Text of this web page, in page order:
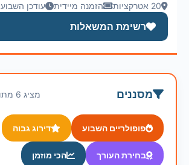
20 אטרקציות הזמנה מיידית עודכן השבוע
רשימת המשאלות
מסננים מציג 6 מתוך 20 אטרקציות
פופולריים השבוע דירוג גבוה
בחירת העורך הכי מוזמן